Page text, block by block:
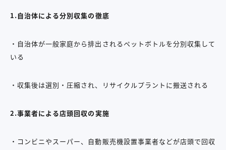
1.自治体による分別収集の徹底
・自治体が一般家庭から排出されるペットボトルを分別収集して
いる
・収集後は選別・圧縮され、リサイクルプラントに搬送される
2.事業者による店頭回収の実施
・コンビニやスーパー、自動販売機設置事業者などが店頭で回収